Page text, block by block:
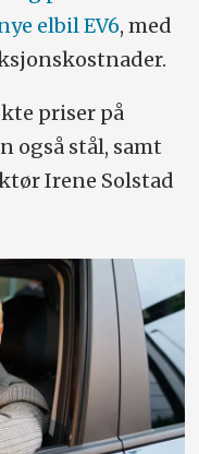
elbil EV6, med
priser på
også stål, samt
Irene Solstad